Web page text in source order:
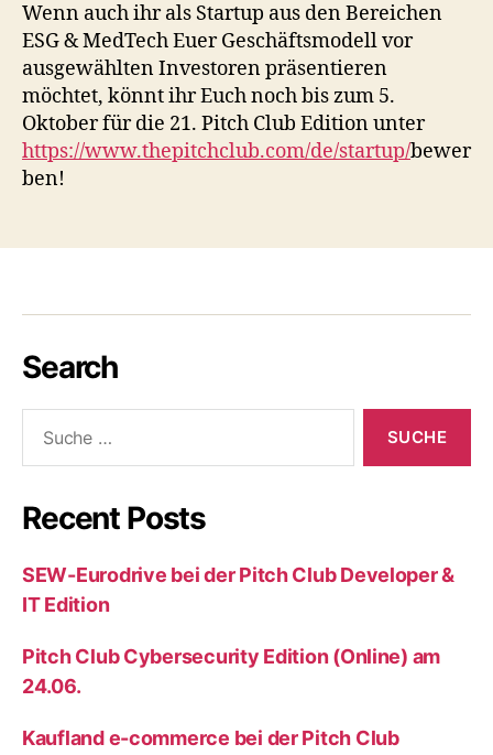
Wenn auch ihr als Startup aus den Bereichen
ESG & MedTech Euer Geschäftsmodell vor
ausgewählten Investoren präsentieren
möchtet, könnt ihr Euch noch bis zum 5.
Oktober für die 21. Pitch Club Edition unter
https://www.thepitchclub.com/de/startup/bewer
ben!
Search
nach:
Recent Posts
SEW-Eurodrive bei der Pitch Club Developer &
IT Edition
Pitch Club Cybersecurity Edition (Online) am
24.06.
Kaufland e-commerce bei der Pitch Club